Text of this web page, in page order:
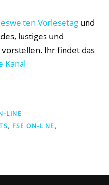
Vorlesetag und
lustiges und
Ihr findet das
Kanal
LINE
, FSE ON-LINE,